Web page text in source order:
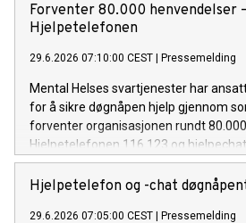
Forventer 80.000 henvendelser
Hjelpetelefonen
29.6.2026 07:10:00 CEST | Pressemelding
Mental Helses svartjenester har
for å sikre døgnåpen hjelp gjennom
forventer organisasjonen rundt
Hjelpetelefonen 116 123 og
Hjelpetelefon og -chat
29.6.2026 07:05:00 CEST | Pressemelding